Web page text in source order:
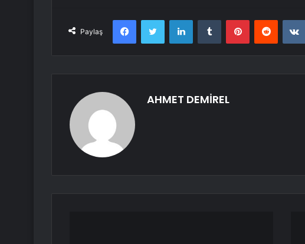
Paylaş
FacebookTwitter LinkedInTumblr PinterestReddit
AHMET DEMİREL